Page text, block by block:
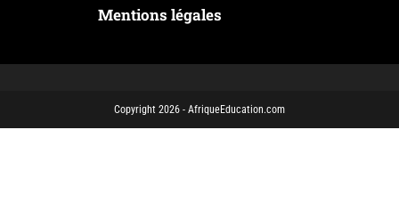
Mentions légales
Copyright 2026 - AfriqueEducation.com